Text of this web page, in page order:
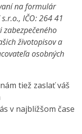
na formulár
IČO: 264 41
životopisov a
osobných
tiež zaslať váš
v najbližšom čase